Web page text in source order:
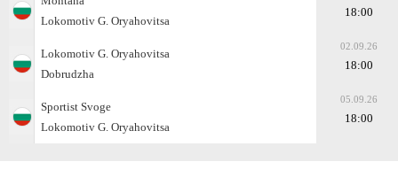
Lokomotiv G. Oryahovitsa
18:00
Lokomotiv G. Oryahovitsa
Dobrudzha
02.09.26
18:00
Sportist Svoge
Lokomotiv G. Oryahovitsa
05.09.26
18:00